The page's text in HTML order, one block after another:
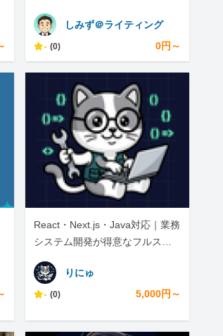
しみず＠ライティング
- (0) 0円～
React・Next.js・Java対応｜業務
システム開発が得意なフルスタ
りにゅ
- (0) 5,000円～